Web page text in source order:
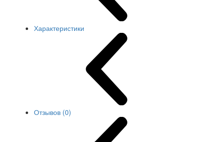
Характеристики
Отзывов (0)